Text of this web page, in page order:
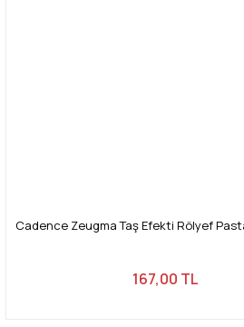
Cadence Zeugma Taş Efekti Rölyef
167,00 TL